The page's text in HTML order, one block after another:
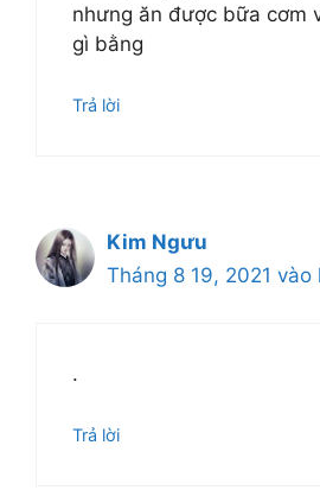
nhưng ăn được bữa cơm
gì bằng
Trả lời
Kim Ngưu
Tháng 8 19, 2021
.
Trả lời